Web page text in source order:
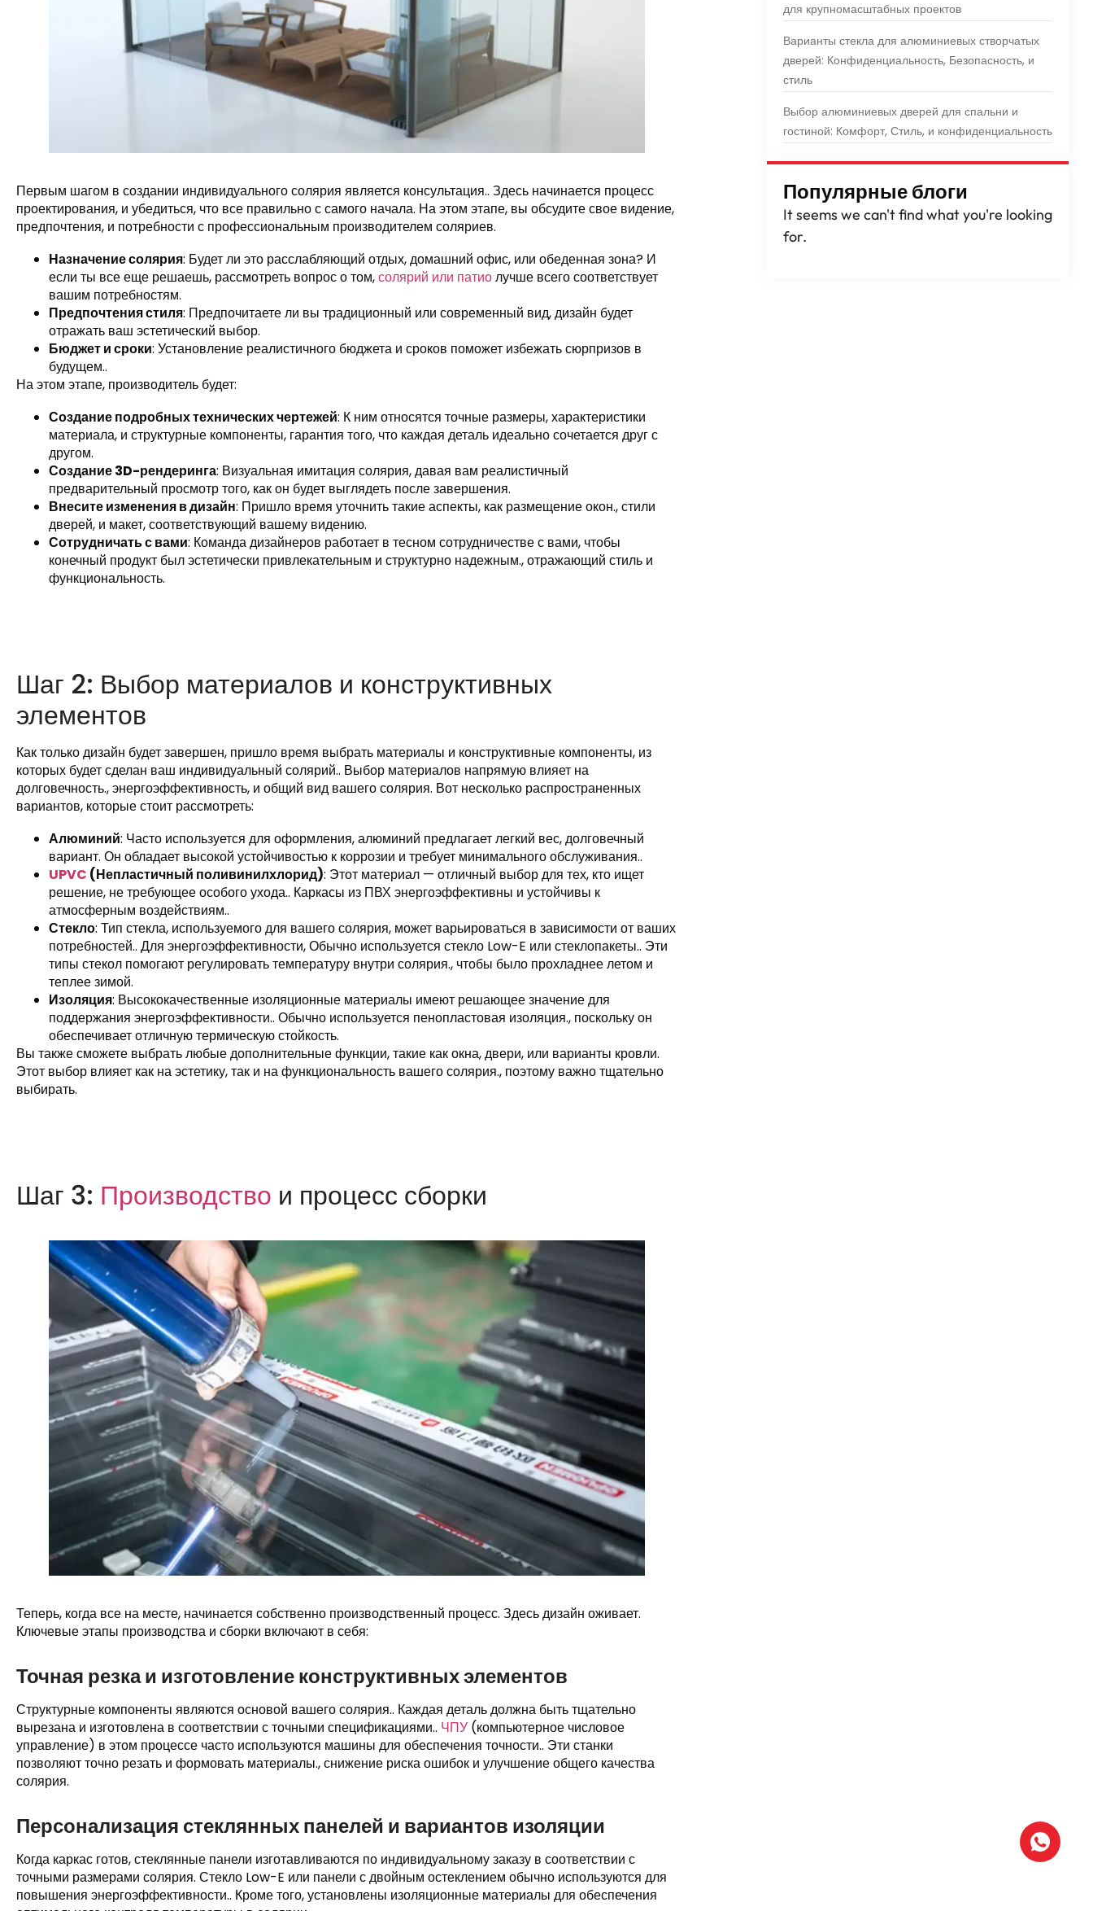
Первым шагом в создании индивидуального солярия является консультация.. Здесь начинается процесс
проектирования, и убедиться, что все правильно с самого начала. На этом этапе, вы обсудите свое видение,
предпочтения, и потребности с профессиональным производителем соляриев.
Назначение солярия: Будет ли это расслабляющий отдых, домашний офис, или обеденная зона? И
если ты все еще решаешь, рассмотреть вопрос о том,солярий или патиолучше всего соответствует
вашим потребностям.
Предпочтения стиля: Предпочитаете ли вы традиционный или современный вид, дизайн будет
отражать ваш эстетический выбор.
Бюджет и сроки: Установление реалистичного бюджета и сроков поможет избежать сюрпризов в
будущем..
На этом этапе, производитель будет:
Создание подробных технических чертежей: К ним относятся точные размеры, характеристики
материала, и структурные компоненты, гарантия того, что каждая деталь идеально сочетается друг с
другом.
Создание 3D-рендеринга: Визуальная имитация солярия, давая вам реалистичный
предварительный просмотр того, как он будет выглядеть после завершения.
Внесите изменения в дизайн: Пришло время уточнить такие аспекты, как размещение окон., стили
дверей, и макет, соответствующий вашему видению.
Сотрудничать с вами: Команда дизайнеров работает в тесном сотрудничестве с вами, чтобы
конечный продукт был эстетически привлекательным и структурно надежным., отражающий стиль и
функциональность.
Шаг 2: Выбор материалов и конструктивных
элементов
Как только дизайн будет завершен, пришло время выбрать материалы и конструктивные компоненты, из
которых будет сделан ваш индивидуальный солярий.. Выбор материалов напрямую влияет на
долговечность., энергоэффективность, и общий вид вашего солярия. Вот несколько распространенных
вариантов, которые стоит рассмотреть:
Алюминий: Часто используется для оформления, алюминий предлагает легкий вес, долговечный
вариант. Он обладает высокой устойчивостью к коррозии и требует минимального обслуживания..
UPVC (Непластичный поливинилхлорид): Этот материал — отличный выбор для тех, кто ищет
решение, не требующее особого ухода.. Каркасы из ПВХ энергоэффективны и устойчивы к
атмосферным воздействиям..
Стекло: Тип стекла, используемого для вашего солярия, может варьироваться в зависимости от ваших
потребностей.. Для энергоэффективности, Обычно используется стекло Low-E или стеклопакеты.. Эти
типы стекол помогают регулировать температуру внутри солярия., чтобы было прохладнее летом и
теплее зимой.
Изоляция: Высококачественные изоляционные материалы имеют решающее значение для
поддержания энергоэффективности.. Обычно используется пенопластовая изоляция., поскольку он
обеспечивает отличную термическую стойкость.
Вы также сможете выбрать любые дополнительные функции, такие как окна, двери, или варианты кровли.
Этот выбор влияет как на эстетику, так и на функциональность вашего солярия., поэтому важно тщательно
выбирать.
Шаг 3: Производство и процесс сборки
Теперь, когда все на месте, начинается собственно производственный процесс. Здесь дизайн оживает.
Ключевые этапы производства и сборки включают в себя:
Точная резка и изготовление конструктивных элементов
Структурные компоненты являются основой вашего солярия.. Каждая деталь должна быть тщательно
вырезана и изготовлена ​​в соответствии с точными спецификациями.. ЧПУ (компьютерное числовое
управление) в этом процессе часто используются машины для обеспечения точности.. Эти станки
позволяют точно резать и формовать материалы., снижение риска ошибок и улучшение общего качества
солярия.
Персонализация стеклянных панелей и вариантов изоляции
Когда каркас готов, стеклянные панели изготавливаются по индивидуальному заказу в соответствии с
точными размерами солярия. Стекло Low-E или панели с двойным остеклением обычно используются для
повышения энергоэффективности.. Кроме того, установлены изоляционные материалы для обеспечения
для крупномасштабных проектов
Варианты стекла для алюминиевых створчатых
дверей: Конфиденциальность, Безопасность, и
стиль
Выбор алюминиевых дверей для спальни и
гостиной: Комфорт, Стиль, и конфиденциальность
Популярные блоги
It seems we can't find what you're looking
for.